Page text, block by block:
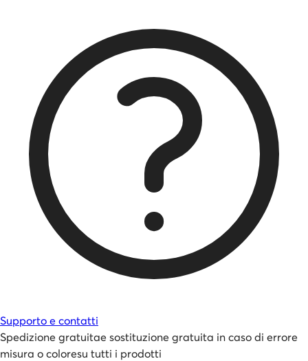
Supporto e contatti
Spedizione gratuitae sostituzione gratuita in caso di errore
misura o coloresu tutti i prodotti